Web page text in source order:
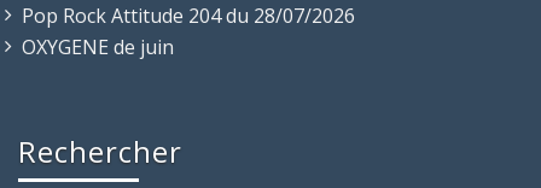
Pop Rock Attitude 204 du 28/07/2026
OXYGENE de juin
Rechercher